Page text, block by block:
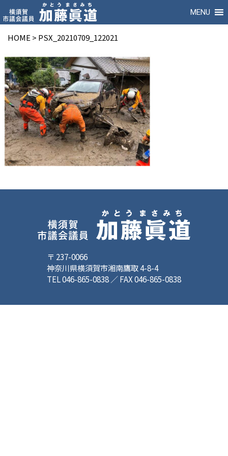
MENU
HOME > PSX_20210709_122021
〒 237-0066
神奈川県横須賀市湘南鷹取 4-8-4
TEL 046-865-0838 ／ FAX 046-865-0838